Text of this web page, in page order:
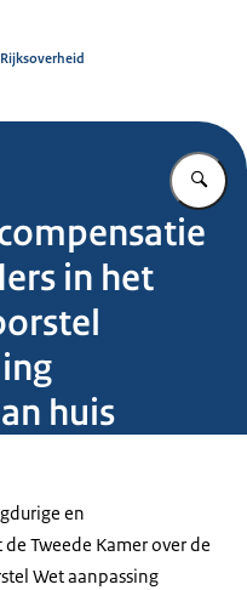
Rijksoverheid
in het
huis
en
Tweede Kamer over de
Wet aanpassing